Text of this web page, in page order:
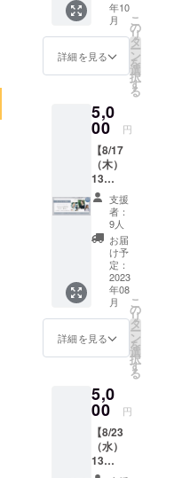
業主や独立/
起業を考え
ランディン
の開講、中
小企業の経
営者・マー
ケティン部
門へのコン
サルティン
グを行う。
サービスの
特徴は、ブ
ランディ ン
グのサポー
トを通じ、
ビジネスの
本質的な課
ること。既
存の概念に
囚 われない
自由な発想
オンラ
イン
ミー
ティン
室：2席
をご用
いま
す。 ※
一棟貸
しの予
約及び
イベン
ト開催
時はご
利用で
きない
場合が
ござい
ます。
予めご
ご利用
のご案
内は8月
上旬
頃、
メール
な正解
のない
問いに
ついて
一緒に
う！3ヶ
月10〜
12月予
定 ＜詳
細＞
irodori
Brandin
gが大事
にして
いて、
ヒュッ
ゲの森
のテー
マでも
ある
「対
話」を
ること
ができ
型コ
ミュニ
ティ企
年10
月
詳細を見る
こ
の
リ
タ
ー
ン
を
選
択
す
る
5,0
00 円
【8/17
（木）
13
時〜】
ヒュッ
ゲの森
オープ
ニング
イベン
ト＜オ
ンライ
ン配信
のみ＞
＜イベ
ント
からの
時代の
生き
方・働
き方 ー
なぜあ
支援
者：
9人
お届
け予
定：
2023
年08
月
詳細を見る
こ
の
リ
タ
ー
ン
を
選
択
す
る
5,0
00 円
【8/23
（水）
13